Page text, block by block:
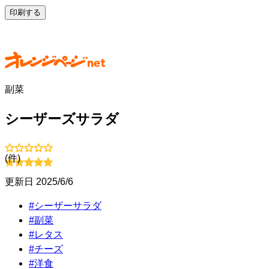
印刷する
副菜
シーザーズサラダ
(件)
更新日 2025/6/6
#シーザーサラダ
#副菜
#レタス
#チーズ
#洋食